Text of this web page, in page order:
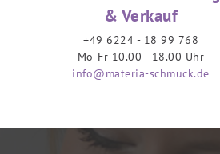
& Verkauf
+49 6224 - 18 99 768
Mo-Fr 10.00 - 18.00 Uhr
info@materia-schmuck.de